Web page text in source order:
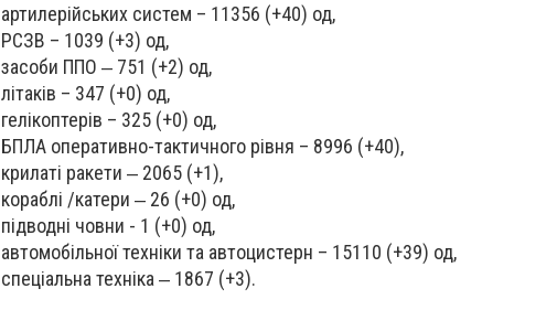
артилерійських систем – 11356 (+40) од,
РСЗВ – 1039 (+3) од,
засоби ППО ‒ 751 (+2) од,
літаків – 347 (+0) од,
гелікоптерів – 325 (+0) од,
БПЛА оперативно-тактичного рівня – 8996 (+40),
крилаті ракети ‒ 2065 (+1),
кораблі /катери ‒ 26 (+0) од,
підводні човни - 1 (+0) од,
автомобільної техніки та автоцистерн – 15110 (+39) од,
спеціальна техніка ‒ 1867 (+3).